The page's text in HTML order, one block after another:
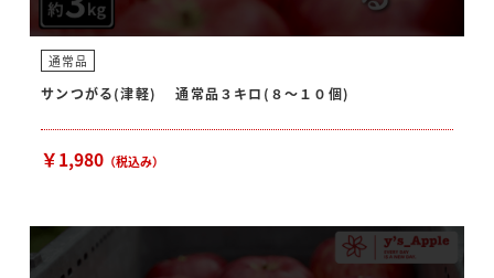
通常品
サンつがる(津軽) 通常品３キロ(８〜１０個)
￥1,980 （税込み）